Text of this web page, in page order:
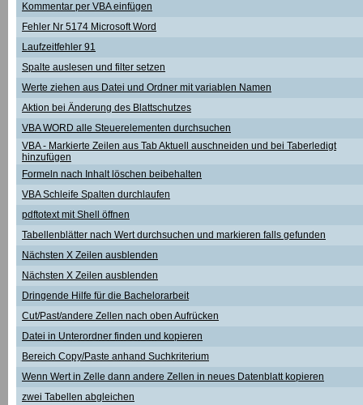
Kommentar per VBA einfügen
Fehler Nr 5174 Microsoft Word
Laufzeitfehler 91
Spalte auslesen und filter setzen
Werte ziehen aus Datei und Ordner mit variablen Namen
Aktion bei Änderung des Blattschutzes
VBA WORD alle Steuerelementen durchsuchen
VBA - Markierte Zeilen aus Tab Aktuell auschneiden und bei Taberledigt
hinzufügen
Formeln nach Inhalt löschen beibehalten
VBA Schleife Spalten durchlaufen
pdftotext mit Shell öffnen
Tabellenblätter nach Wert durchsuchen und markieren falls gefunden
Nächsten X Zeilen ausblenden
Nächsten X Zeilen ausblenden
Dringende Hilfe für die Bachelorarbeit
Cut/Past/andere Zellen nach oben Aufrücken
Datei in Unterordner finden und kopieren
Bereich Copy/Paste anhand Suchkriterium
Wenn Wert in Zelle dann andere Zellen in neues Datenblatt kopieren
zwei Tabellen abgleichen